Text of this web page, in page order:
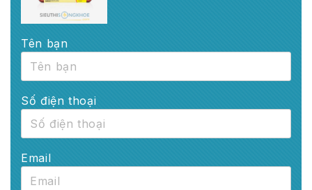
Tên bạn
Số điện thoại
Email